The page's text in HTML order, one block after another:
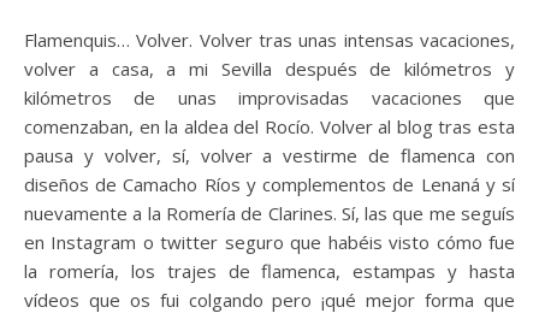
Flamenquis… Volver. Volver tras unas intensas vacaciones,
volver a casa, a mi Sevilla después de kilómetros y
kilómetros de unas improvisadas vacaciones que
comenzaban, en la aldea del Rocío. Volver al blog tras esta
pausa y volver, sí, volver a vestirme de flamenca con
diseños de Camacho Ríos y complementos de Lenaná y sí
nuevamente a la Romería de Clarines. Sí, las que me seguís
en Instagram o twitter seguro que habéis visto cómo fue
la romería, los trajes de flamenca, estampas y hasta
vídeos que os fui colgando pero ¡qué mejor forma que